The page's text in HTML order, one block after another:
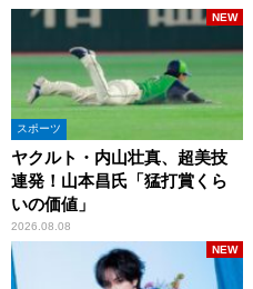
スポーツ
ヤクルト・内山壮真、超美技
連発！山本昌氏「猛打賞くら
いの価値」
2026.08.08
NEW
NEW